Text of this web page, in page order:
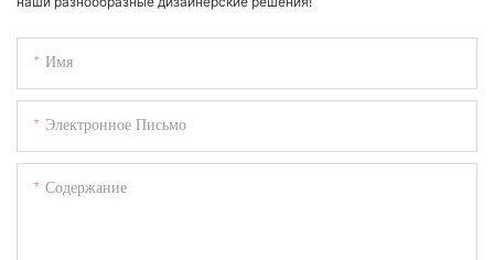
Имя
Электронное Письмо
Содержание